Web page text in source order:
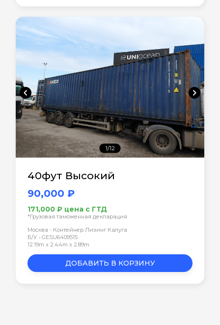
chevron_left chevron_right
1/12
40фут Высокий
90,000 ₽
171,000 ₽ цена с ГТД
*Грузовая таможенная декларация
Москва - Контейнер Лизинг Калуга
Б/У • GESU6409515
12.19m x 2.44m x 2.89m
ДОБАВИТЬ В КОРЗИНУ